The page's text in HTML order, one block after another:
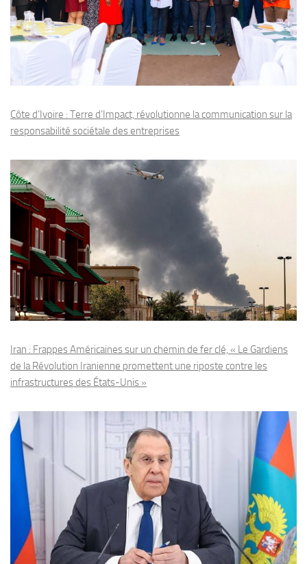
Côte d’Ivoire : Terre d’Impact, révolutionne la communication sur la
responsabilité sociétale des entreprises
Iran : Frappes Américaines sur un chemin de fer clé, « Le Gardiens
de la Révolution Iranienne promettent une riposte contre les
infrastructures des États-Unis »